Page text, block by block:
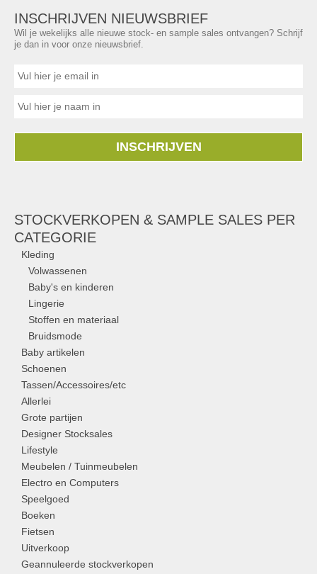
INSCHRIJVEN NIEUWSBRIEF
Wil je wekelijks alle nieuwe stock- en sample sales ontvangen? Schrijf
je dan in voor onze nieuwsbrief.
INSCHRIJVEN
STOCKVERKOPEN & SAMPLE SALES PER
CATEGORIE
Kleding
Volwassenen
Baby's en kinderen
Lingerie
Stoffen en materiaal
Bruidsmode
Baby artikelen
Schoenen
Tassen/Accessoires/etc
Allerlei
Grote partijen
Designer Stocksales
Lifestyle
Meubelen / Tuinmeubelen
Electro en Computers
Speelgoed
Boeken
Fietsen
Uitverkoop
Geannuleerde stockverkopen